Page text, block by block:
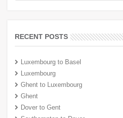
RECENT POSTS
Luxembourg to Basel
Luxembourg
Ghent to Luxembourg
Ghent
Dover to Gent